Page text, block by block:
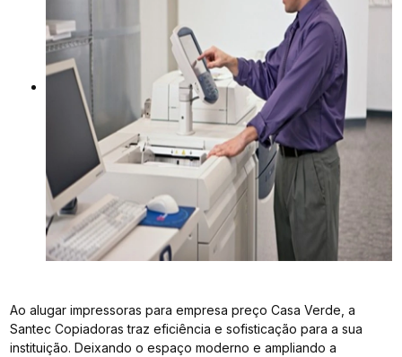
Ao alugar impressoras para empresa preço Casa Verde, a
Santec Copiadoras traz eficiência e sofisticação para a sua
instituição. Deixando o espaço moderno e ampliando a